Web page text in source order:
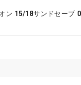
ン 15/18サンドセーブ